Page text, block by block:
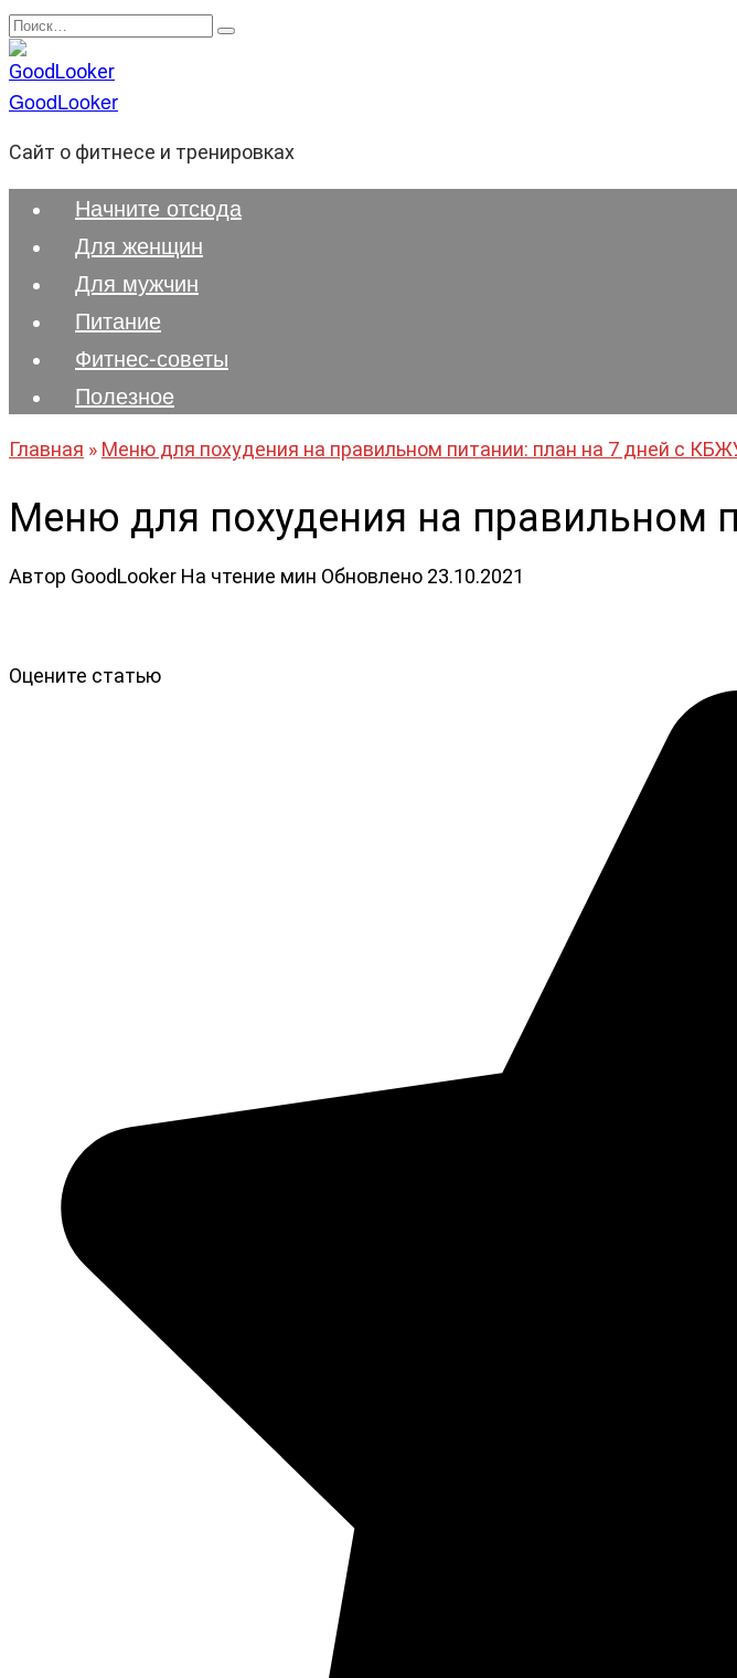
Перейти
к
содержанию
Search
for:
GoodLooker
Сайт о фитнесе и тренировках
Начните отсюда
Для женщин
Для мужчин
Питание
Фитнес-советы
Полезноe
Главная » Меню для похудения на правильном питании: план на 7 дней с
Меню для похудения на правильном
Автор GoodLooker На чтение мин Обновлено 23.10.2021
Оцените статью